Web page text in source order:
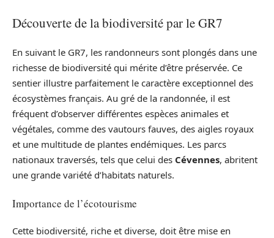
Découverte de la biodiversité par le GR7
En suivant le GR7, les randonneurs sont plongés dans une
richesse de biodiversité qui mérite d’être préservée. Ce
sentier illustre parfaitement le caractère exceptionnel des
écosystèmes français. Au gré de la randonnée, il est
fréquent d’observer différentes espèces animales et
végétales, comme des vautours fauves, des aigles royaux
et une multitude de plantes endémiques. Les parcs
nationaux traversés, tels que celui des Cévennes, abritent
une grande variété d’habitats naturels.
Importance de l’écotourisme
Cette biodiversité, riche et diverse, doit être mise en